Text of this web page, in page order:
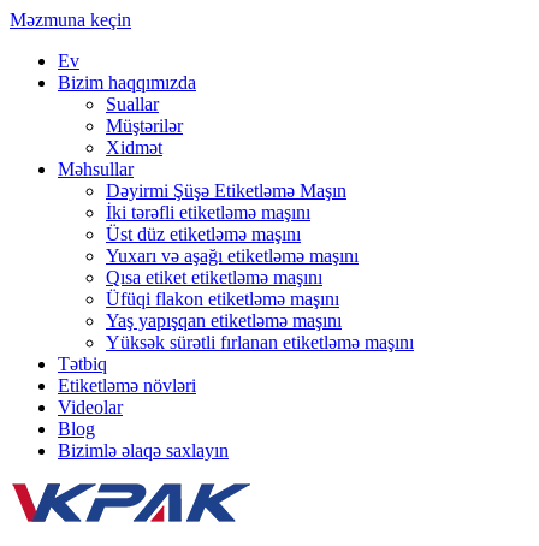
Məzmuna keçin
Ev
Bizim haqqımızda
Suallar
Müştərilər
Xidmət
Məhsullar
Dəyirmi Şüşə Etiketləmə Maşın
İki tərəfli etiketləmə maşını
Üst düz etiketləmə maşını
Yuxarı və aşağı etiketləmə maşını
Qısa etiket etiketləmə maşını
Üfüqi flakon etiketləmə maşını
Yaş yapışqan etiketləmə maşını
Yüksək sürətli fırlanan etiketləmə maşını
Tətbiq
Etiketləmə növləri
Videolar
Blog
Bizimlə əlaqə saxlayın